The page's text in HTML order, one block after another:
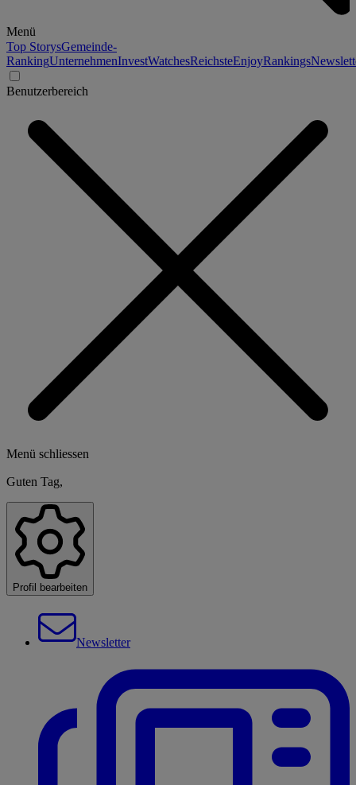
Menü
Top StorysGemeinde-
RankingUnternehmenInvestWatchesReichsteEnjoyRankings
Benutzerbereich
Menü schliessen
Guten Tag,
Profil bearbeiten
Newsletter